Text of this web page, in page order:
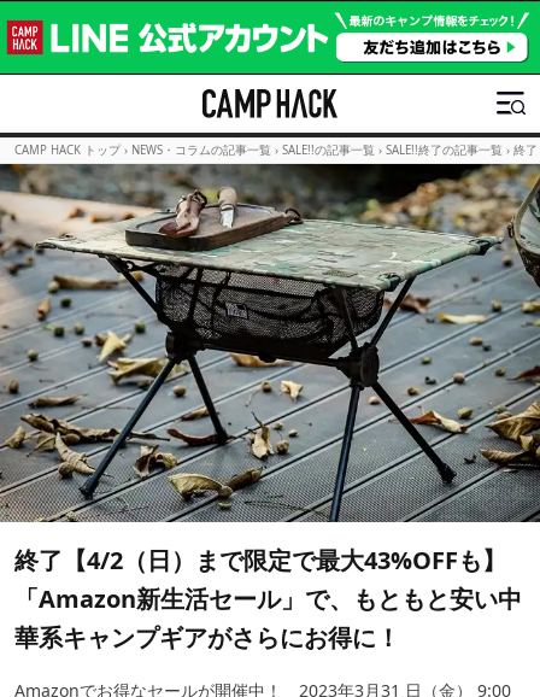
CAMP HACK トップ › NEWS・コラムの記事一覧 › SALE!!の記事一覧 › SALE!!終了の記事一覧 › 終了
終了【4/2（日）まで限定で最大43%OFFも】
「Amazon新生活セール」で、もともと安い中
華系キャンプギアがさらにお得に！
Amazonでお得なセールが開催中！ 2023年3月31 日（金） 9:00